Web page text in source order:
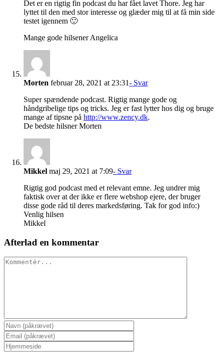
Det er en rigtig fin podcast du har fået lavet Thore. Jeg har
lyttet til den med stor interesse og glæder mig til at få min side
testet igennem 🙂
Mange gode hilsener Angelica
Morten februar 28, 2021 at 23:31- Svar
Super spændende podcast. Rigtig mange gode og
håndgribelige tips og tricks. Jeg er fast lytter hos dig og bruge
mange af tipsne på http://www.zency.dk.
De bedste hilsner Morten
Mikkel maj 29, 2021 at 7:09- Svar
Rigtig god podcast med et relevant emne. Jeg undrer mig
faktisk over at der ikke er flere webshop ejere, der bruger
disse gode råd til deres markedsføring. Tak for god info:)
Venlig hilsen
Mikkel
Afterlad en kommentar
Kommentér